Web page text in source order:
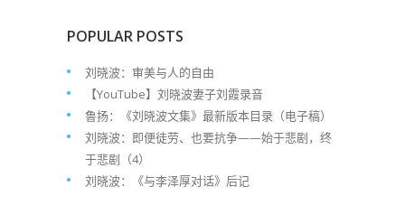
POPULAR POSTS
刘晓波：审美与人的自由
【YouTube】刘晓波妻子刘霞录音
鲁扬：《刘晓波文集》最新版本目录（电子稿）
刘晓波：即便徒劳、也要抗争——始于悲剧，终
于悲剧（4）
刘晓波：《与李泽厚对话》后记